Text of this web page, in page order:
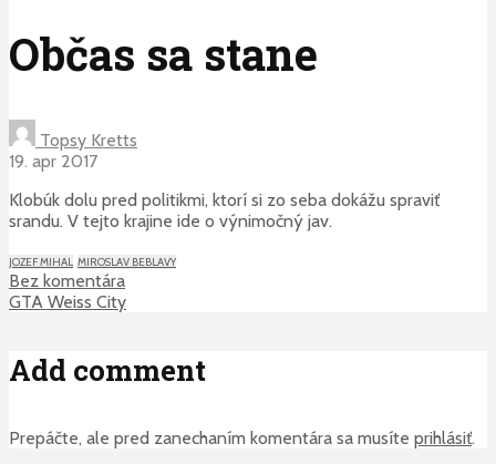
Občas sa stane
Topsy Kretts
19. apr 2017
Klobúk dolu pred politikmi, ktorí si zo seba dokážu spraviť
srandu. V tejto krajine ide o výnimočný jav.
JOZEF MIHAL MIROSLAV BEBLAVY
Bez komentára
GTA Weiss City
Add comment
Prepáčte, ale pred zanechaním komentára sa musíte prihlásiť.